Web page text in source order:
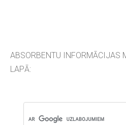
ABSORBENTU INFORMĀCIJAS
LAPĀ: